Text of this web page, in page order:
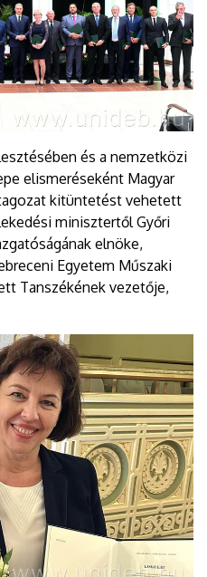
és a nemzetközi
elismeréseként Magyar
kitüntetést vehetett
minisztertől Győri
elnöke,
Egyetem Műszaki
Tanszékének vezetője,